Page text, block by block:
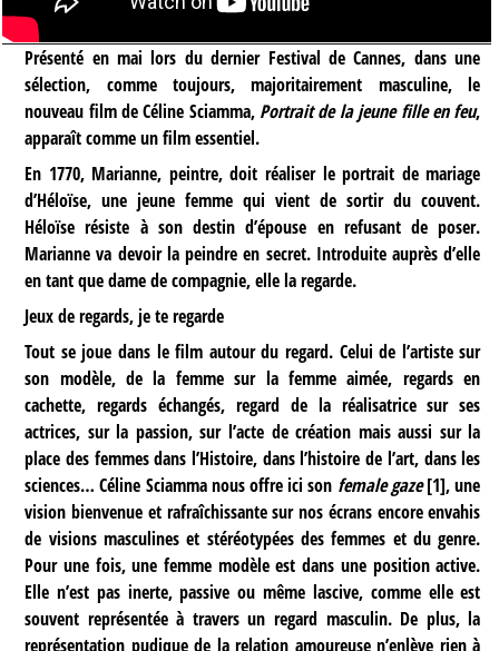
Présenté en mai lors du dernier Festival de Cannes, dans une
sélection, comme toujours, majoritairement masculine, le
nouveau film de Céline Sciamma, Portrait de la jeune fille en feu,
apparaît comme un film essentiel.
En 1770, Marianne, peintre, doit réaliser le portrait de mariage
d’Héloïse, une jeune femme qui vient de sortir du couvent.
Héloïse résiste à son destin d’épouse en refusant de poser.
Marianne va devoir la peindre en secret. Introduite auprès d’elle
en tant que dame de compagnie, elle la regarde.
Jeux de regards, je te regarde
Tout se joue dans le film autour du regard. Celui de l’artiste sur
son modèle, de la femme sur la femme aimée, regards en
cachette, regards échangés, regard de la réalisatrice sur ses
actrices, sur la passion, sur l’acte de création mais aussi sur la
place des femmes dans l’Histoire, dans l’histoire de l’art, dans les
sciences… Céline Sciamma nous offre ici son female gaze[1], une
vision bienvenue et rafraîchissante sur nos écrans encore envahis
de visions masculines et stéréotypées des femmes et du genre.
Pour une fois, une femme modèle est dans une position active.
Elle n’est pas inerte, passive ou même lascive, comme elle est
souvent représentée à travers un regard masculin. De plus, la
représentation pudique de la relation amoureuse n’enlève rien à